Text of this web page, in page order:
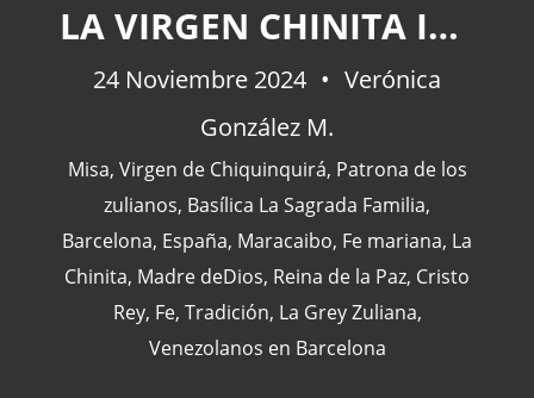
LA VIRGEN CHINITA ILUMINA LA SAGRADA FAMILIA
24 Noviembre 2024
Verónica
González M.
Misa, Virgen de Chiquinquirá, Patrona de los
zulianos, Basílica La Sagrada Familia,
Barcelona, España, Maracaibo, Fe mariana, La
Chinita, Madre deDios, Reina de la Paz, Cristo
Rey, Fe, Tradición, La Grey Zuliana,
Venezolanos en Barcelona
CATEGORÍAS
Actualidad(227)
Barcelona(47)
Europa(47)
Venezuela (43)